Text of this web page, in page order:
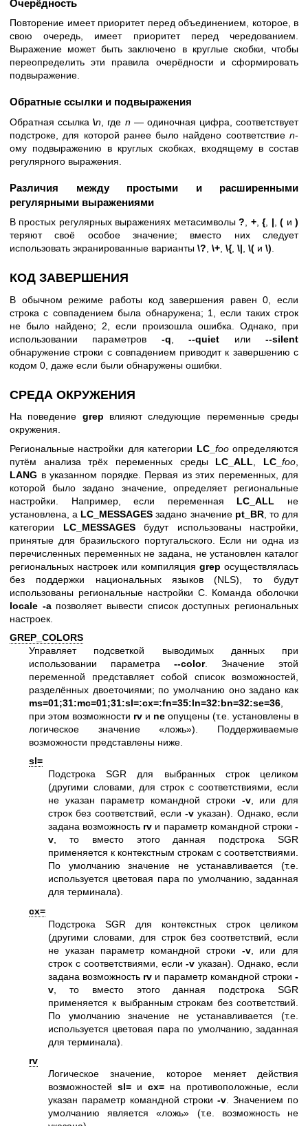
Очерёдность
Повторение имеет приоритет перед объединением, которое, в
свою очередь, имеет приоритет перед чередованием.
Выражение может быть заключено в круглые скобки, чтобы
переопределить эти правила очерёдности и сформировать
подвыражение.
Обратные ссылки и подвыражения
Обратная ссылка\n , где n— одиночная цифра, соответствует
подстроке, для которой ранее было найдено соответствие n-
ому подвыражению в круглых скобках, входящему в состав
регулярного выражения.
Различия между простыми и расширенными
регулярными выражениями
В простых регулярных выражениях метасимволы?, +,{, |,( и)
теряют своё особое значение; вместо них следует
использовать экранированные варианты \?, \+, \{, \|, \( и \).
КОД ЗАВЕРШЕНИЯ
В обычном режиме работы код завершения равен 0, если
строка с совпадением была обнаружена; 1, если таких строк
не было найдено; 2, если произошла ошибка. Однако, при
использовании параметров -q ,--quiet или--silent
обнаружение строки с совпадением приводит к завершению с
кодом 0, даже если были обнаружены ошибки.
СРЕДА ОКРУЖЕНИЯ
На поведение grep влияют следующие переменные среды
окружения.
Региональные настройки для категории LC_ fooопределяются
путём анализа трёх переменных среды LC_ALL LC_foo
LANG в указанном порядке. Первая из этих переменных, для
которой было задано значение, определяет региональные
настройки. Например, если переменная LC_ALL не
установлена, а LC_MESSAGES задано значение pt_BR, то для
категории LC_MESSAGESбудут использованы настройки,
принятые для бразильского португальского. Если ни одна из
перечисленных переменных не задана, не установлен каталог
региональных настроек или компиляция grep осуществлялась
без поддержки национальных языков (NLS), то будут
использованы региональные настройки C. Команда оболочки
locale -aпозволяет вывести список доступных региональных
настроек.
GREP_COLORS
Управляет подсветкой выводимых данных при
использовании параметра --color. Значение этой
переменной представляет собой список возможностей,
разделённых двоеточиями; по умолчанию оно задано как
ms=01;31:mc=01;31:sl=:cx=:fn=35:ln=32:bn=32:se=36
при этом возможности rv и ne опущены (т.е. установлены в
логическое значение «ложь»). Поддерживаемые
возможности представлены ниже.
sl=
Подстрока SGR для выбранных строк целиком
(другими словами, для строк с соответствиями, если
не указан параметр командной строки -v, или для
строк без соответствий, если-v указан). Однако, если
задана возможность rv и параметр командной строки-
v, то вместо этого данная подстрока SGR
применяется к контекстным строкам с соответствиями.
По умолчанию значение не устанавливается (т.е.
используется цветовая пара по умолчанию, заданная
для терминала).
cx=
Подстрока SGR для контекстных строк целиком
(другими словами, для строк без соответствий, если
не указан параметр командной строки -v, или для
строк с соответствиями, если-v указан). Однако, если
задана возможность rv и параметр командной строки-
v , то вместо этого данная подстрока SGR
применяется к выбранным строкам без соответствий.
По умолчанию значение не устанавливается (т.е.
используется цветовая пара по умолчанию, заданная
для терминала).
rv
Логическое значение, которое меняет действия
возможностей sl= и cx= на противоположные, если
указан параметр командной строки -v . Значением по
умолчанию является «ложь» (т.е. возможность не